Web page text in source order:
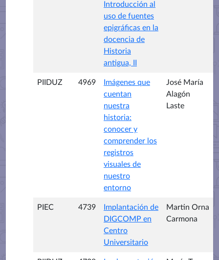
Introducción al
uso de fuentes
epigráficas en la
docencia de
Historia
antigua, II
PIIDUZ 4969
Imágenes que
cuentan
nuestra
historia:
conocer y
comprender los
registros
visuales de
nuestro
entorno
José María
Alagón
Laste
PIEC 4739
Implantación de
DIGCOMP en
Centro
Universitario
Martin Orna
Carmona